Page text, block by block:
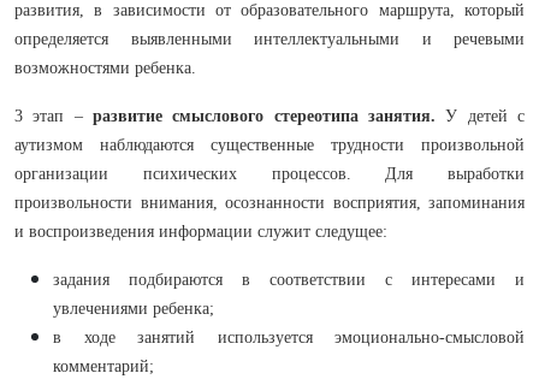
развития, в зависимости от образовательного маршрута, который
определяется выявленными интеллектуальными и речевыми
возможностями ребенка.
3 этап – развитие смыслового стереотипа занятия. У детей с
аутизмом наблюдаются существенные трудности произвольной
организации психических процессов. Для выработки
произвольности внимания, осознанности восприятия, запоминания
и воспроизведения информации служит следущее:
задания подбираются в соответствии с интересами и
увлечениями ребенка;
в ходе занятий используется эмоционально-смысловой
комментарий;